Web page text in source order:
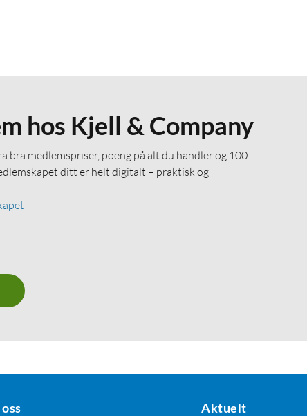
hos Kjell & Company
bra medlemspriser, poeng på alt du handler og 100
ditt er helt digitalt – praktisk og
Aktuelt